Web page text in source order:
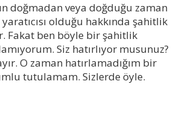
doğmadan veya doğduğu zaman
olduğu hakkında şahitlik
Fakat ben böyle bir şahitlik
Siz hatırlıyor musunuz?
O zaman hatırlamadığım bir
tutulamam. Sizlerde öyle.